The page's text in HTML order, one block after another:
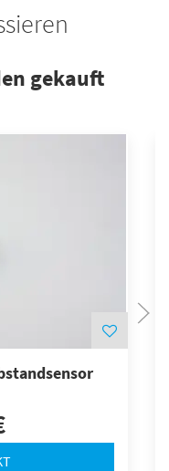
gekauft